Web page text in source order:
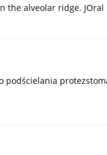
alveolar ridge. JOral
podścielania